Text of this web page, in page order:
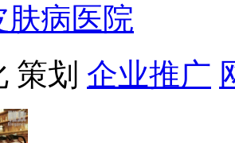
肤病医院
策划 企业推广